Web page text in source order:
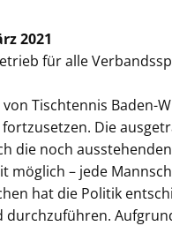
2021
für alle
Tischtennis Baden-
Die
die noch
möglich – jede
hat die Politik
durchzuführen.